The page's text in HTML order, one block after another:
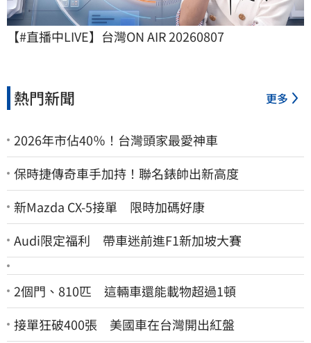
【#直播中LIVE】台灣ON AIR 20260807
熱門新聞 更多
2026年市佔40％！台灣頭家最愛神車
保時捷傳奇車手加持！聯名錶帥出新高度
新Mazda CX-5接單 限時加碼好康
Audi限定福利 帶車迷前進F1新加坡大賽
2個門、810匹 這輛車還能載物超過1頓
接單狂破400張 美國車在台灣開出紅盤